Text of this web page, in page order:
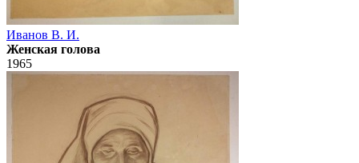
Иванов В. И.
Женская голова
1965